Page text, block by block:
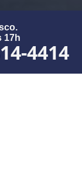
17h
4414